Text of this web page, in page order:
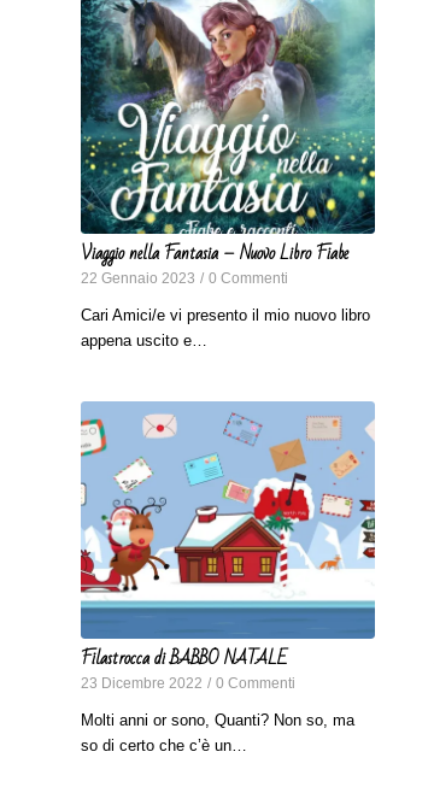
Viaggio nella Fantasia – Nuovo Libro Fiabe
22 Gennaio 2023 / 0 Commenti
Cari Amici/e vi presento il mio nuovo libro
appena uscito e…
Filastrocca di BABBO NATALE
23 Dicembre 2022 / 0 Commenti
Molti anni or sono, Quanti? Non so, ma
so di certo che c’è un…